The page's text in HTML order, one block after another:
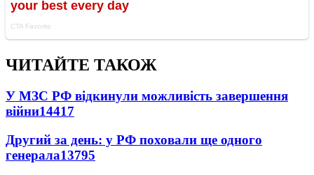
ЧИТАЙТЕ ТАКОЖ
У МЗС РФ відкинули можливість завершення
війни14417
Другий за день: у РФ поховали ще одного
генерала13795